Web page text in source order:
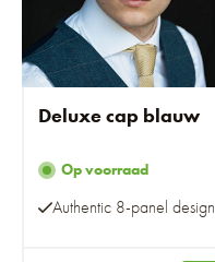
Deluxe cap blauw
Op voorraad
Authentic 8-panel design